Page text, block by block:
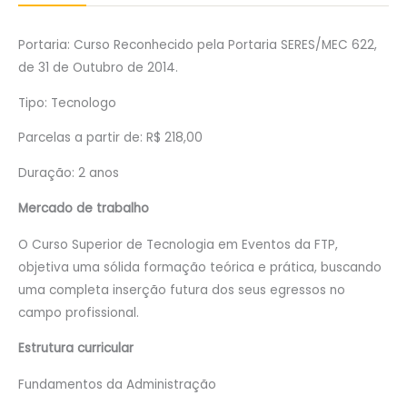
Portaria: Curso Reconhecido pela Portaria SERES/MEC 622,
de 31 de Outubro de 2014.
Tipo: Tecnologo
Parcelas a partir de: R$ 218,00
Duração: 2 anos
Mercado de trabalho
O Curso Superior de Tecnologia em Eventos da FTP,
objetiva uma sólida formação teórica e prática, buscando
uma completa inserção futura dos seus egressos no
campo profissional.
Estrutura curricular
Fundamentos da Administração